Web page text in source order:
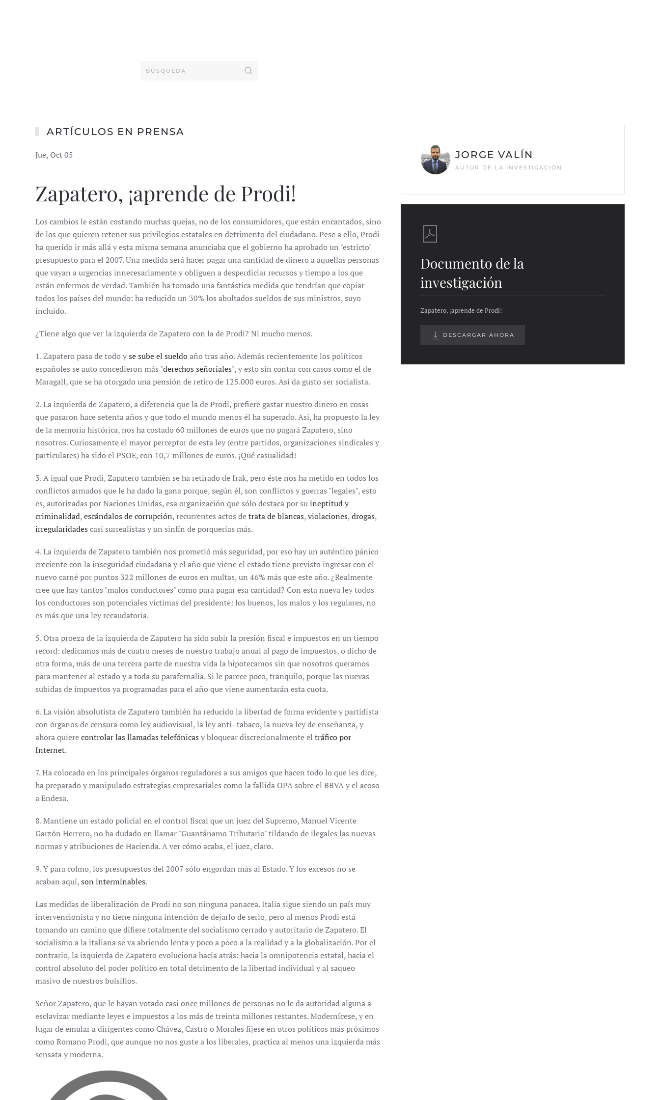
ARTÍCULOS EN PRENSA
Jue, Oct 05
Zapatero, ¡aprende de Prodi!
Los cambios le están costando muchas quejas, no de los consumidores, que están encantados, sino
de los que quieren retener sus privilegios estatales en detrimento del ciudadano. Pese a ello, Prodi
ha querido ir más allá y esta misma semana anunciaba que el gobierno ha aprobado un "estricto"
presupuesto para el 2007. Una medida será hacer pagar una cantidad de dinero a aquellas personas
que vayan a urgencias innecesariamente y obliguen a desperdiciar recursos y tiempo a los que
están enfermos de verdad. También ha tomado una fantástica medida que tendrían que copiar
todos los países del mundo: ha reducido un 30% los abultados sueldos de sus ministros, suyo
incluido.
¿Tiene algo que ver la izquierda de Zapatero con la de Prodi? Ni mucho menos.
1. Zapatero pasa de todo yse sube el sueldoaño tras año. Además recientemente los políticos
españoles se auto concedieron más "derechos señoriales", y esto sin contar con casos como el de
Maragall, que se ha otorgado una pensión de retiro de 125.000 euros. Así da gusto ser socialista.
2. La izquierda de Zapatero, a diferencia que la de Prodi, prefiere gastar nuestro dinero en cosas
que pasaron hace setenta años y que todo el mundo menos él ha superado. Así, ha propuesto la ley
de la memoria histórica, nos ha costado 60 millones de euros que no pagará Zapatero, sino
nosotros. Curiosamente el mayor perceptor de esta ley (entre partidos, organizaciones sindicales y
particulares) ha sido el PSOE, con 10,7 millones de euros. ¡Qué casualidad!
3. A igual que Prodi, Zapatero también se ha retirado de Irak, pero éste nos ha metido en todos los
conflictos armados que le ha dado la gana porque, según él, son conflictos y guerras "legales", esto
es, autorizadas por Naciones Unidas, esa organización que sólo destaca por suineptitud y
criminalidad,escándalos de corrupción, recurrentes actos detrata de blancas,violaciones,drogas,
irregularidades casi surrealistas y un sinfín de porquerías más.
4. La izquierda de Zapatero también nos prometió más seguridad, por eso hay un auténtico pánico
creciente con la inseguridad ciudadana y el año que viene el estado tiene previsto ingresar con el
nuevo carné por puntos 322 millones de euros en multas, un 46% más que este año. ¿Realmente
cree que hay tantos "malos conductores" como para pagar esa cantidad? Con esta nueva ley todos
los conductores son potenciales víctimas del presidente: los buenos, los malos y los regulares, no
es más que una ley recaudatoria.
5. Otra proeza de la izquierda de Zapatero ha sido subir la presión fiscal e impuestos en un tiempo
record: dedicamos más de cuatro meses de nuestro trabajo anual al pago de impuestos, o dicho de
otra forma, más de una tercera parte de nuestra vida la hipotecamos sin que nosotros queramos
para mantener al estado y a toda su parafernalia. Si le parece poco, tranquilo, porque las nuevas
subidas de impuestos ya programadas para el año que viene aumentarán esta cuota.
6. La visión absolutista de Zapatero también ha reducido la libertad de forma evidente y partidista
con órganos de censura como ley audiovisual, la ley anti–tabaco, la nueva ley de enseñanza, y
ahora quierecontrolar las llamadas telefónicas y bloquear discrecionalmente el tráfico por
Internet.
7. Ha colocado en los principales órganos reguladores a sus amigos que hacen todo lo que les dice,
ha preparado y manipulado estrategias empresariales como la fallida OPA sobre el BBVA y el acoso
a Endesa.
8. Mantiene un estado policial en el control fiscal que un juez del Supremo, Manuel Vicente
Garzón Herrero, no ha dudado en llamar "Guantánamo Tributario" tildando de ilegales las nuevas
normas y atribuciones de Hacienda. A ver cómo acaba, el juez, claro.
9. Y para colmo, los presupuestos del 2007 sólo engordan más al Estado. Y los excesos no se
acaban aquí,son interminables.
Las medidas de liberalización de Prodi no son ninguna panacea. Italia sigue siendo un país muy
intervencionista y no tiene ninguna intención de dejarlo de serlo, pero al menos Prodi está
tomando un camino que difiere totalmente del socialismo cerrado y autoritario de Zapatero. El
socialismo a la italiana se va abriendo lenta y poco a poco a la realidad y a la globalización. Por el
contrario, la izquierda de Zapatero evoluciona hacia atrás: hacia la omnipotencia estatal, hacia el
control absoluto del poder político en total detrimento de la libertad individual y al saqueo
masivo de nuestros bolsillos.
Señor Zapatero, que le hayan votado casi once millones de personas no le da autoridad alguna a
esclavizar mediante leyes e impuestos a los más de treinta millones restantes. Modernícese, y en
lugar de emular a dirigentes como Chávez, Castro o Morales fíjese en otros políticos más próximos
como Romano Prodi, que aunque no nos guste a los liberales, practica al menos una izquierda más
sensata y moderna.
JORGE VALÍN
AUTOR DE LA INVESTIGACIÓN
Documento de la
investigación
Zapatero, ¡aprende de Prodi!
DESCARGAR AHORA